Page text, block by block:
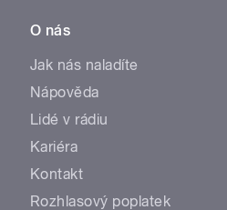
O nás
Jak nás naladíte
Nápověda
Lidé v rádiu
Kariéra
Kontakt
Rozhlasový poplatek